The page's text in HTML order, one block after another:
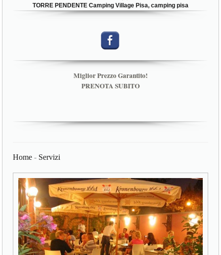
TORRE PENDENTE Camping Village Pisa, camping pisa
Miglior Prezzo Garantito!
PRENOTA SUBITO
Home - Servizi